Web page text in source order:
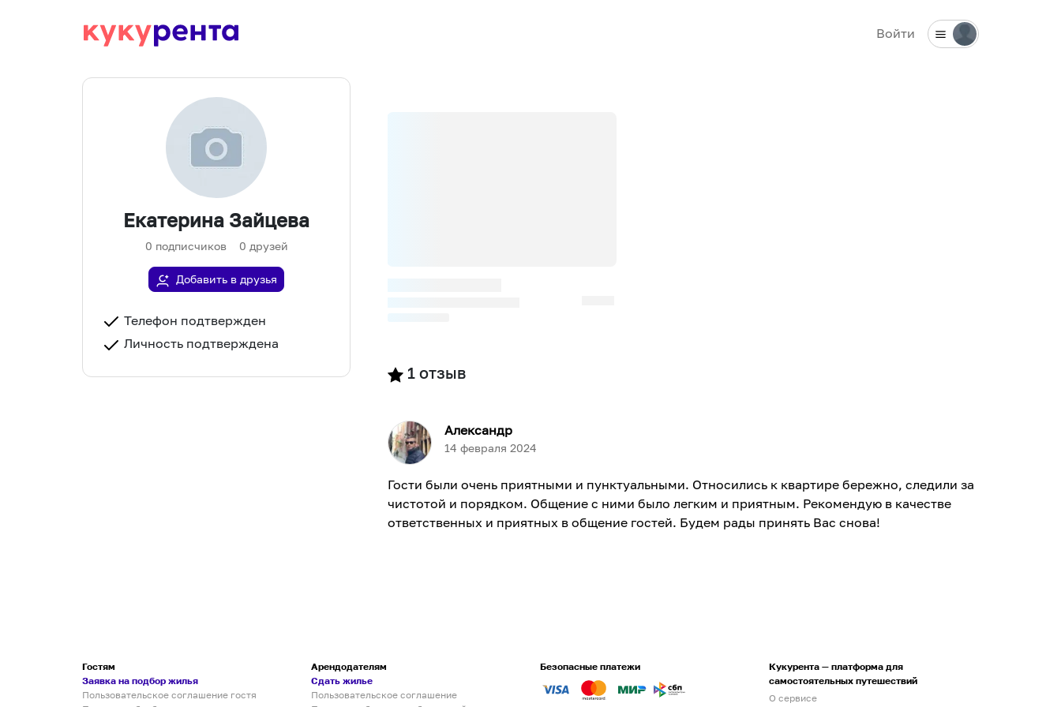
Войти
Екатерина Зайцева
0 подписчиков 0 друзей
Добавить в друзья
Телефон подтвержден
Личность подтверждена
1 отзыв
Александр
14 февраля 2024
Гости были очень приятными и пунктуальными. Относились к квартире бережно, следили за
чистотой и порядком. Общение с ними было легким и приятным. Рекомендую в качестве
ответственных и приятных в общение гостей. Будем рады принять Вас снова!
Гостям
Заявка на подбор жилья
Пользовательское соглашение гостя
Арендодателям
Сдать жилье
Пользовательское соглашение
Безопасные платежи
Кукурента — платформа для
самостоятельных путешествий
О сервисе